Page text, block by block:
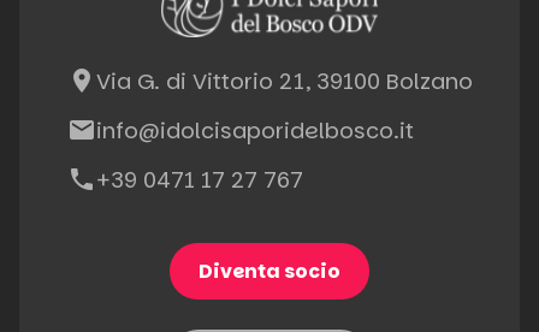
place Via G. di Vittorio 21, 39100 Bolzano
emailinfo@idolcisaporidelbosco.it
phone+39 0471 17 27 767
Diventa socio